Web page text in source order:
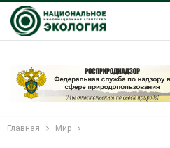
Главная Мир